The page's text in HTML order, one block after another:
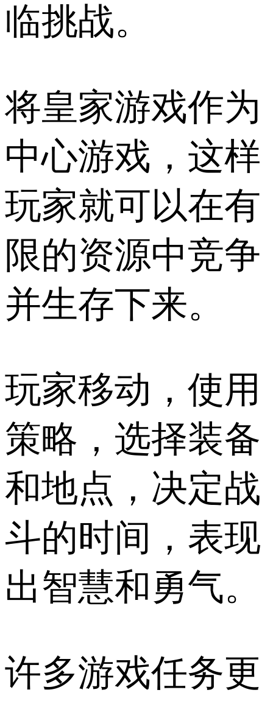
临挑战。
将皇家游戏作为
中心游戏，这样
玩家就可以在有
限的资源中竞争
并生存下来。
玩家移动，使用
策略，选择装备
和地点，决定战
斗的时间，表现
出智慧和勇气。
许多游戏任务更